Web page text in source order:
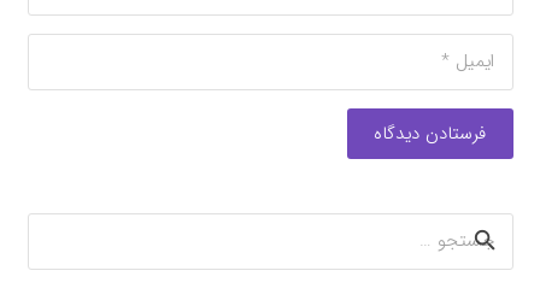
فرستادن دیدگاه
جستجو
برای: